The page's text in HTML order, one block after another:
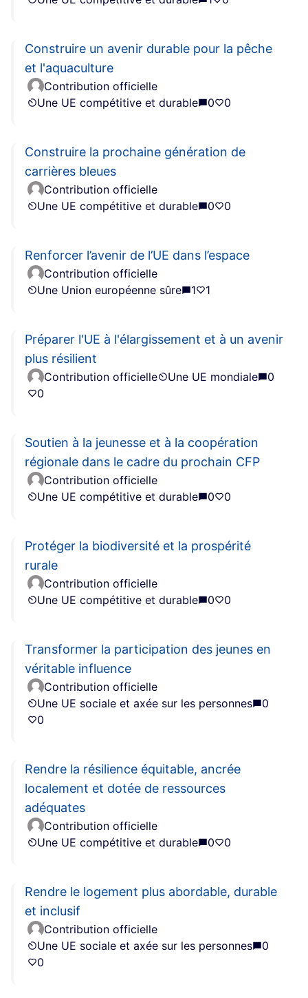
Construire un avenir durable pour la pêche
et l'aquaculture
Contribution officielle
Une UE compétitive et durable
0 0
Construire la prochaine génération de
carrières bleues
Contribution officielle
Une UE compétitive et durable
0 0
Renforcer l’avenir de l’UE dans l’espace
Contribution officielle
Une Union européenne sûre
1 1
Préparer l'UE à l'élargissement et à un avenir
plus résilient
Contribution officielle Une UE mondiale
0
0
Soutien à la jeunesse et à la coopération
régionale dans le cadre du prochain CFP
Contribution officielle
Une UE compétitive et durable
0 0
Protéger la biodiversité et la prospérité
rurale
Contribution officielle
Une UE compétitive et durable
0 0
Transformer la participation des jeunes en
véritable influence
Contribution officielle
Une UE sociale et axée sur les personnes
0
0
Rendre la résilience équitable, ancrée
localement et dotée de ressources
adéquates
Contribution officielle
Une UE compétitive et durable
0 0
Rendre le logement plus abordable, durable
et inclusif
Contribution officielle
Une UE sociale et axée sur les personnes
0
0